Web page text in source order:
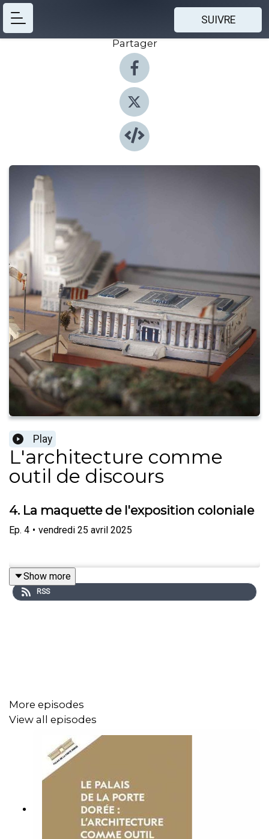
SUIVRE
Partager
Play
L'architecture comme
outil de discours
4. La maquette de l'exposition coloniale
Ep. 4 • vendredi 25 avril 2025
Show more
RSS
More episodes
View all episodes